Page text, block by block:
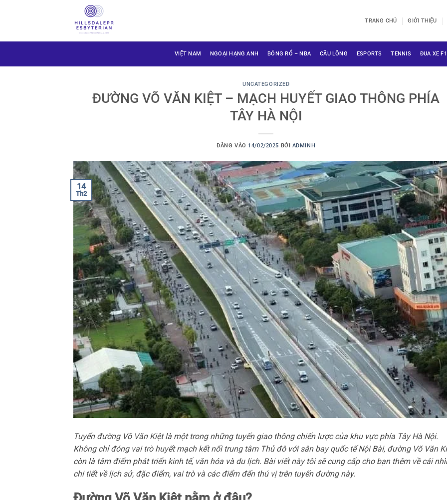
dung
TRANG CHỦ GIỚI THIỆU
VIỆT NAM NGOẠI HẠNG ANH BÓNG RỔ – NBA CẦU LÔNG ESPORTS TENNIS ĐUA XE F1
UNCATEGORIZED
ĐƯỜNG VÕ VĂN KIỆT – MẠCH HUYẾT GIAO THÔNG PHÍA
TÂY HÀ NỘI
ĐĂNG VÀO 14/02/2025 BỞI ADMINH
14
Th2
Tuyến đường Võ Văn Kiệt là một trong những tuyến giao thông chiến lược của khu vực phía Tây Hà Nội.
Không chỉ đóng vai trò huyết mạch kết nối trung tâm Thủ đô với sân bay quốc tế Nội Bài, đường Võ Văn
còn là tâm điểm phát triển kinh tế, văn hóa và du lịch. Bài viết này tôi sẽ cung cấp cho bạn thêm về cái
chi tiết về lịch sử, đặc điểm, vai trò và các điểm đến thú vị trên tuyến đường này.